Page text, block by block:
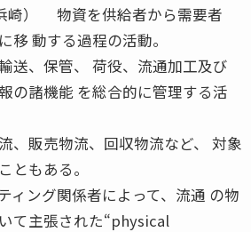
崎） 物資を供給者から需要者
移 動する過程の活動。
送、保管、 荷役、流通加工及び
の諸機能 を総合的に管理する活
、販売物流、回収物流など、 対象
ともある。
ィング関係者によって、流通 の物
て主張された“physical